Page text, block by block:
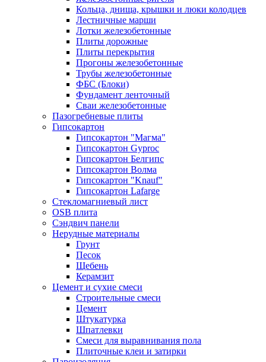
Кольца, днища, крышки и люки колодцев
Лестничные марши
Лотки железобетонные
Плиты дорожные
Плиты перекрытия
Прогоны железобетонные
Трубы железобетонные
ФБС (Блоки)
Фундамент ленточный
Сваи железобетонные
Пазогребневые плиты
Гипсокартон
Гипсокартон "Магма"
Гипсокартон Gyproc
Гипсокартон Белгипс
Гипсокартон Волма
Гипсокартон "Knauf"
Гипсокартон Lafarge
Стекломагниевый лист
OSB плита
Сэндвич панели
Нерудные материалы
Грунт
Песок
Щебень
Керамзит
Цемент и сухие смеси
Строительные смеси
Цемент
Штукатурка
Шпатлевки
Смеси для выравнивания пола
Плиточные клеи и затирки